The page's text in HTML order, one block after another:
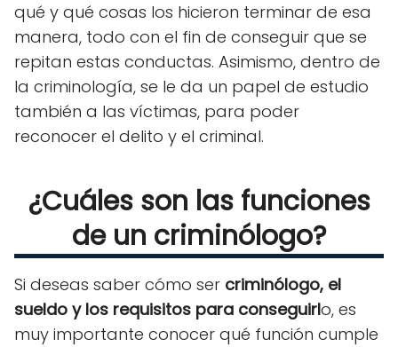
qué y qué cosas los hicieron terminar de esa
manera, todo con el fin de conseguir que se
repitan estas conductas. Asimismo, dentro de
la criminología, se le da un papel de estudio
también a las víctimas, para poder
reconocer el delito y el criminal.
¿Cuáles son las funciones
de un criminólogo?
Si deseas saber cómo ser criminólogo, el
sueldo y los requisitos para conseguirlo, es
muy importante conocer qué función cumple